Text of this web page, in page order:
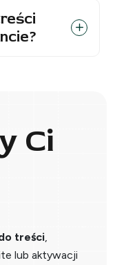
Ci
treści,
lub aktywacji